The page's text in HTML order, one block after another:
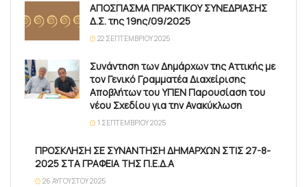
ΑΠΟΣΠΑΣΜΑ ΠΡΑΚΤΙΚΟΥ ΣΥΝΕΔΡΙΑΣΗΣ
Δ.Σ. της 19ης/09/2025
22 ΣΕΠΤΕΜΒΡΊΟΥ 2025
Συνάντηση των Δημάρχων της Αττικής με
τον Γενικό Γραμματέα Διαχείρισης
Αποβλήτων του ΥΠΕΝ Παρουσίαση του
νέου Σχεδίου για την Ανακύκλωση
1 ΣΕΠΤΕΜΒΡΊΟΥ 2025
ΠΡΟΣΚΛΗΣΗ ΣΕ ΣΥΝΑΝΤΗΣΗ ΔΗΜΑΡΧΩΝ ΣΤΙΣ 27-8-
2025 ΣΤΑ ΓΡΑΦΕΙΑ ΤΗΣ Π.Ε.Δ.Α
26 ΑΥΓΟΎΣΤΟΥ 2025